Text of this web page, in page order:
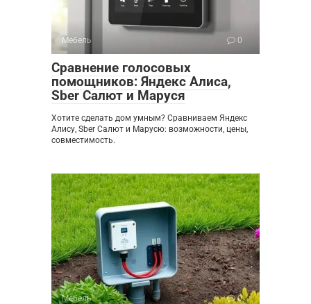
Мебель 0
Сравнение голосовых
помощников: Яндекс Алиса,
Sber Салют и Маруся
Хотите сделать дом умным? Сравниваем Яндекс
Алису, Sber Салют и Марусю: возможности, цены,
совместимость.
Мебель 0